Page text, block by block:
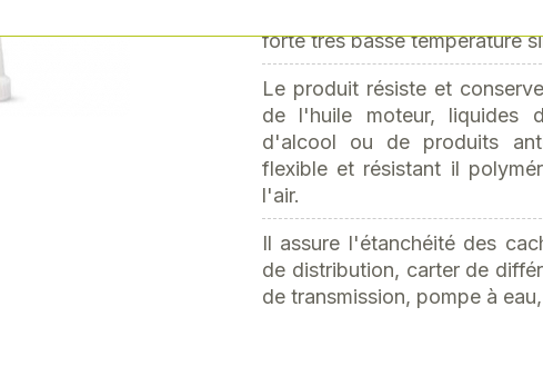
thermiques allant de -
forte très basse température
Le produit résiste et
de l'huile moteur, liquides
d'alcool ou de produits
flexible et résistant il
l'air.
Il assure l'étanchéité des
de distribution, carter de
de transmission, pompe à